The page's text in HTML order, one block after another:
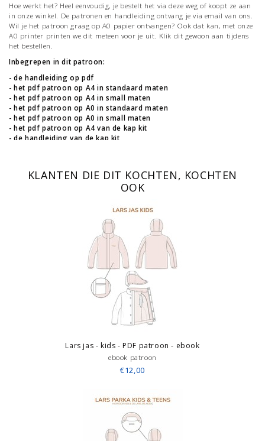
Hoe werkt het? Heel eenvoudig, je bestelt het via deze weg of koopt ze aan
in onze winkel. De patronen en handleiding ontvang je via email van ons.
Wil je het patroon graag op A0 papier ontvangen? Ook dat kan, met onze
A0 printer printen we dit meteen voor je uit. Klik dit gewoon aan tijdens
het bestellen.
Inbegrepen in dit patroon:
- de handleiding op pdf
- het pdf patroon op A4 in standaard maten
- het pdf patroon op A4 in small maten
- het pdf patroon op A0 in standaard maten
- het pdf patroon op A0 in small maten
- het pdf patroon op A4 van de kap kit
- de handleiding van de kap kit
KLANTEN DIE DIT KOCHTEN, KOCHTEN
OOK
Lars jas - kids - PDF patroon - ebook
ebook patroon
€12,00